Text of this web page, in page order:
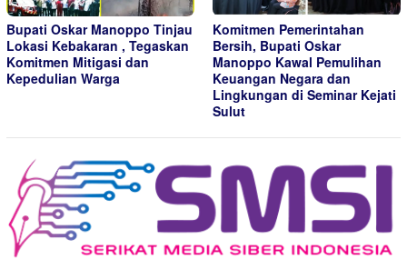
Bupati Oskar Manoppo Tinjau
Lokasi Kebakaran , Tegaskan
Komitmen Mitigasi dan
Kepedulian Warga
Komitmen Pemerintahan
Bersih, Bupati Oskar
Manoppo Kawal Pemulihan
Keuangan Negara dan
Lingkungan di Seminar Kejati
Sulut